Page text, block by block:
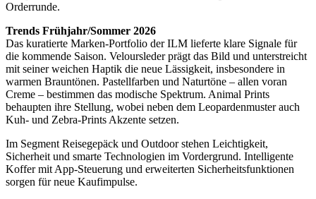
Orderrunde.
Trends Frühjahr/Sommer 2026
Das kuratierte Marken-Portfolio derILM lieferte klare Signale für
die kommende Saison. Veloursleder prägt das Bild und unterstreicht
mit seiner weichen Haptik die neue Lässigkeit, insbesondere in
warmen Brauntönen. Pastellfarben und Naturtöne – allen voran
Creme – bestimmen das modische Spektrum. Animal Prints
behaupten ihre Stellung, wobei neben dem Leopardenmuster auch
Kuh- und Zebra-Prints Akzente setzen.
Im Segment Reisegepäck und Outdoor stehen Leichtigkeit,
Sicherheit und smarte Technologien im Vordergrund. Intelligente
Koffer mit App-Steuerung und erweiterten Sicherheitsfunktionen
sorgen für neue Kaufimpulse.